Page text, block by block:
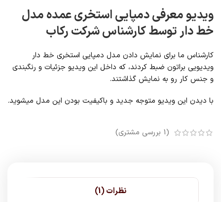
ویدیو معرفی دمپایی استخری عمده مدل
خط دار توسط کارشناس شرکت رکاب
کارشناس ما برای نمایش دادن مدل دمپایی استخری خط دار
ویدیویی براتون ضبط کردند، که داخل این ویدیو جزئیات و رنگبندی
و جنس کار رو به نمایش گذاشتند.
با دیدن این ویدیو متوجه جدید و باکیفیت بودن این مدل میشوید.
(
1 بررسی مشتری)
نظرات (1)